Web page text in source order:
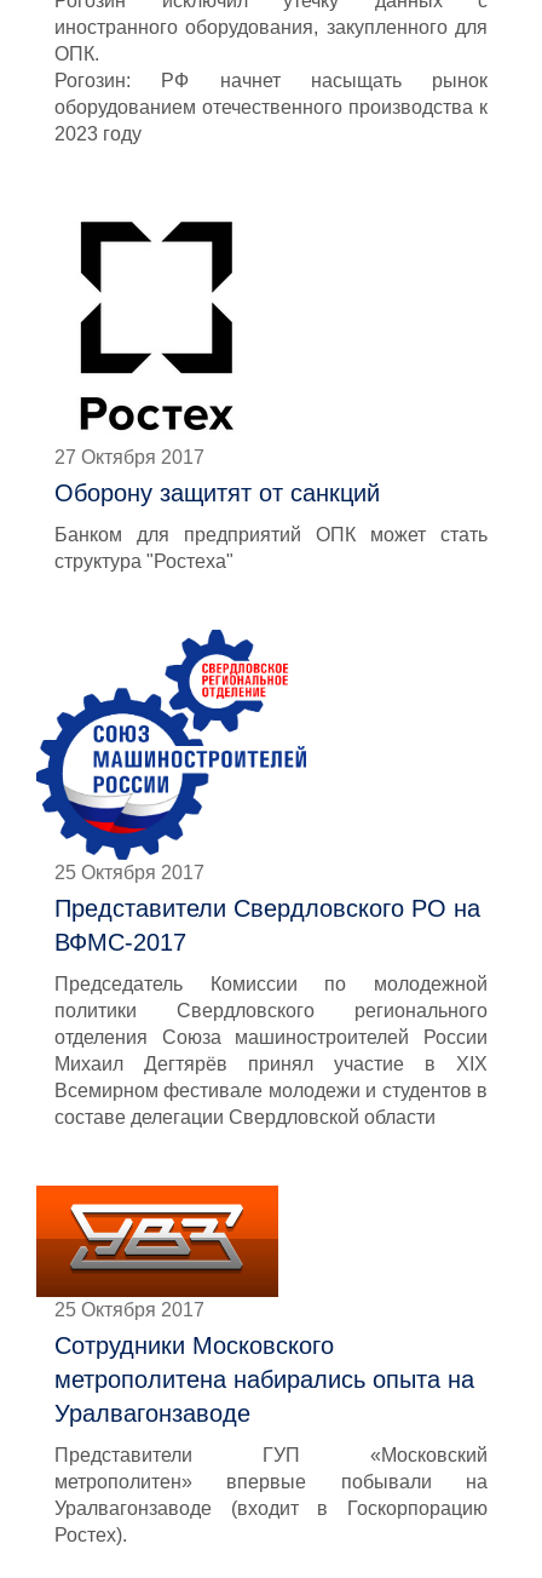
иностранного оборудования, закупленного для
ОПК.
Рогозин: РФ начнет насыщать рынок
оборудованием отечественного производства к
2023 году
27 Октября 2017
Оборону защитят от санкций
Банком для предприятий ОПК может стать
структура "Ростеха"
25 Октября 2017
Представители Свердловского РО на
ВФМС-2017
Председатель Комиссии по молодежной
политики Свердловского регионального
отделения Союза машиностроителей России
Михаил Дегтярёв принял участие в XIX
Всемирном фестивале молодежи и студентов в
составе делегации Свердловской области
25 Октября 2017
Сотрудники Московского
метрополитена набирались опыта на
Уралвагонзаводе
Представители ГУП «Московский
метрополитен» впервые побывали на
Уралвагонзаводе (входит в Госкорпорацию
Ростех).